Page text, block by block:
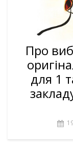
Про
для 1